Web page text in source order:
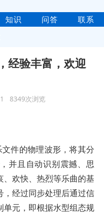
知识 问答 联系
经验丰富，欢迎
8349次浏览
件的物理波形，将其分
并且自动识别震撼、思
欢快、热烈等乐曲的基
经过同步处理后通过信
元，即根据水型组态规